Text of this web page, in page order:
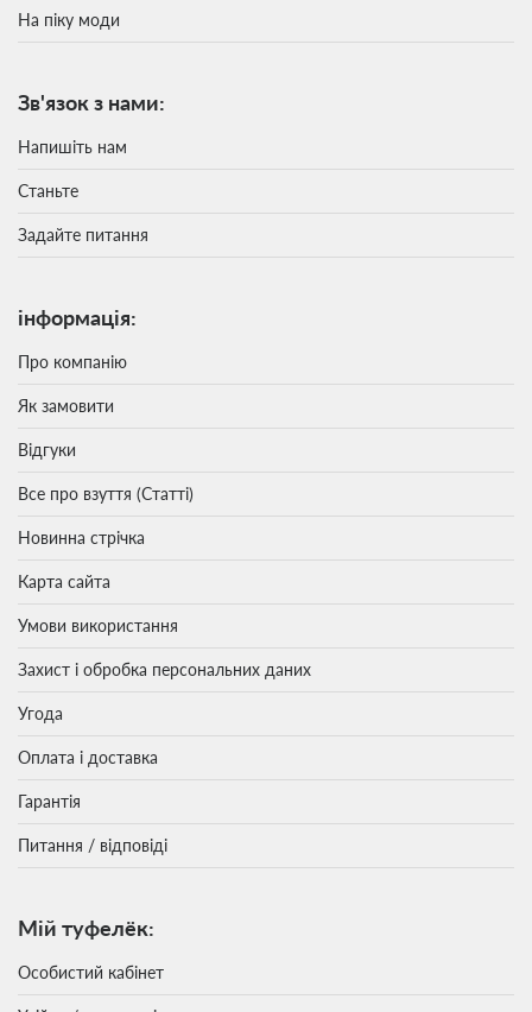
На піку моди
Зв'язок з нами:
Напишіть нам
Станьте
Задайте питання
інформація:
Про компанію
Як замовити
Відгуки
Все про взуття (Статті)
Новинна стрічка
Карта сайта
Умови використання
Захист і обробка персональних даних
Угода
Оплата і доставка
Гарантія
Питання / відповіді
Мій туфелёк:
Особистий кабінет